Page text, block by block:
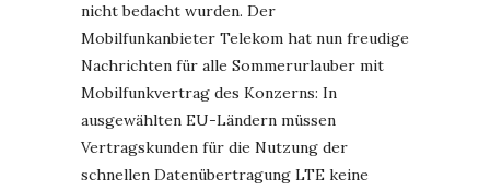
nicht bedacht wurden. Der
Mobilfunkanbieter Telekom hat nun freudige
Nachrichten für alle Sommerurlauber mit
Mobilfunkvertrag des Konzerns: In
ausgewählten EU-Ländern müssen
Vertragskunden für die Nutzung der
schnellen Datenübertragung LTE keine